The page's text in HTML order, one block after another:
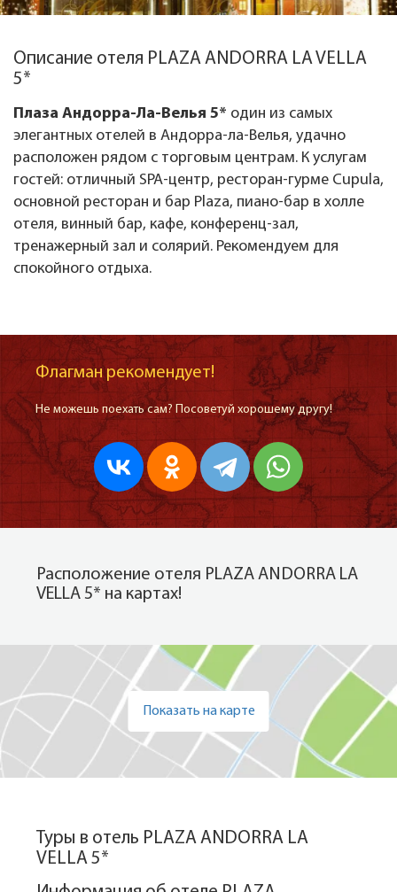
Описание отеля PLAZA ANDORRA LA VELLA
5*
Плаза Андорра-Ла-Велья 5* один из самых
элегантных отелей в Андорра-ла-Велья, удачно
расположен рядом с торговым центрам. К услугам
гостей: отличный SPA-центр, ресторан-гурме Cupula,
основной ресторан и бар Plaza, пиано-бар в холле
отеля, винный бар, кафе, конференц-зал,
тренажерный зал и солярий. Рекомендуем для
спокойного отдыха.
Флагман рекомендует!
Не можешь поехать сам? Посоветуй хорошему другу!
Расположение отеля PLAZA ANDORRA LA
VELLA 5* на картах!
Показать на карте
Туры в отель PLAZA ANDORRA LA
VELLA 5*